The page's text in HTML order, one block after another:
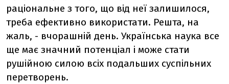
раціональне з того, що від неї залишилося,
треба ефективно використати. Решта, на
жаль, - вчорашній день. Українська наука все
ще має значний потенціал і може стати
рушійною силою всіх подальших суспільних
перетворень.